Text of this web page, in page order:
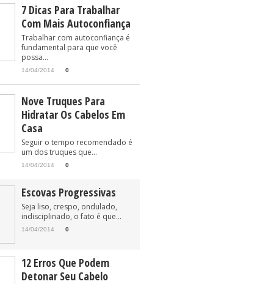
7 Dicas Para Trabalhar
Com Mais Autoconfiança
Trabalhar com autoconfiança é
fundamental para que você
possa...
14/04/2014 0
Nove Truques Para
Hidratar Os Cabelos Em
Casa
Seguir o tempo recomendado é
um dos truques que...
14/04/2014 0
Escovas Progressivas
Seja liso, crespo, ondulado,
indisciplinado, o fato é que...
14/04/2014 0
12 Erros Que Podem
Detonar Seu Cabelo